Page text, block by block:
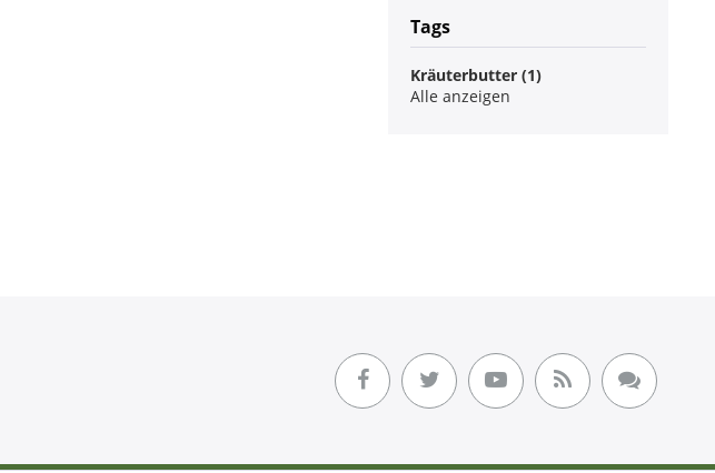
Tags
Kräuterbutter (1)
Alle anzeigen